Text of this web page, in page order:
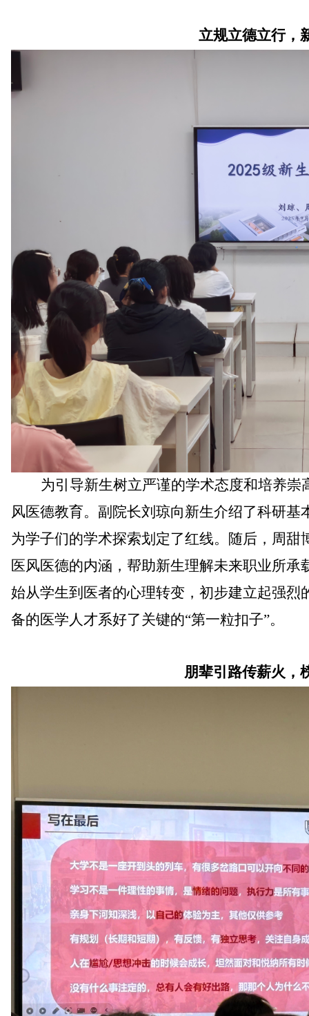
立规立德立行，
为引导新生树立严谨的学术态度和培养崇
风医德教育。 副院长刘琼向新生介绍了科研基
为学子们的学术探索划定了红线。随后，周
医风医德的内涵，帮助新生理解未来职业所
始从学生到医者的心理转变，初步建立起强
备的医学人才系好了关键的“第一粒扣子”。
朋辈引路传薪火 ，